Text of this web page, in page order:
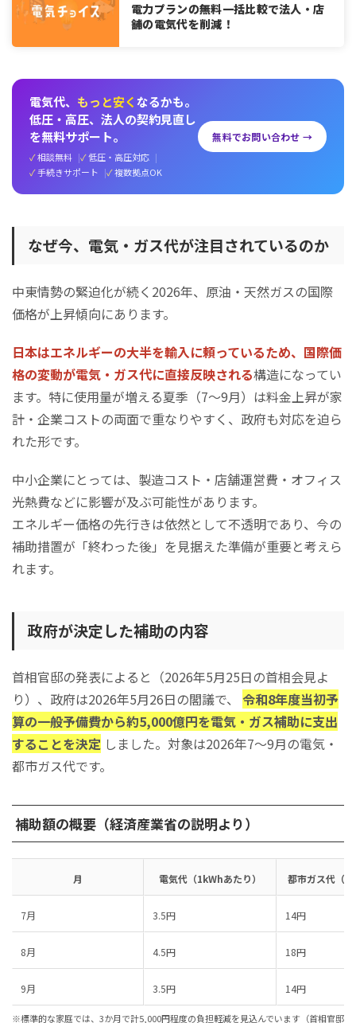
電力プランの無料一括比較で法人・店
舗の電気代を削減！
電気代、 もっと安くなるかも。
低圧・高圧、法人の契約見直し
を無料サポート。
相談無料
低圧・高圧対応
手続きサポート
複数拠点OK
無料でお問い合わせ →
なぜ今、電気・ガス代が注目されているのか
中東情勢の緊迫化が続く2026年、原油・天然ガスの国際
価格が上昇傾向にあります。
日本はエネルギーの大半を輸入に頼っているため、国際価
格の変動が電気・ガス代に直接反映される構造になってい
ます。特に使用量が増える夏季（7〜9月）は料金上昇が家
計・企業コストの両面で重なりやすく、政府も対応を迫ら
れた形です。
中小企業にとっては、製造コスト・店舗運営費・オフィス
光熱費などに影響が及ぶ可能性があります。
エネルギー価格の先行きは依然として不透明であり、今の
補助措置が「終わった後」を見据えた準備が重要と考えら
れます。
政府が決定した補助の内容
首相官邸の発表によると（2026年5月25日の首相会見よ
り）、政府は2026年5月26日の閣議で、 令和8年度当初予
算の一般予備費から約5,000億円を電気・ガス補助に支出
することを決定 しました。対象は2026年7〜9月の電気・
都市ガス代です。
補助額の概要（経済産業省の説明より）
月 電気代（1kWhあたり） 都市ガス代（1
7月 3.5円 14円
8月 4.5円 18円
9月 3.5円 14円
※標準的な家庭では、3か月で計5,000円程度の負担軽減を見込んでいます（首相官邸